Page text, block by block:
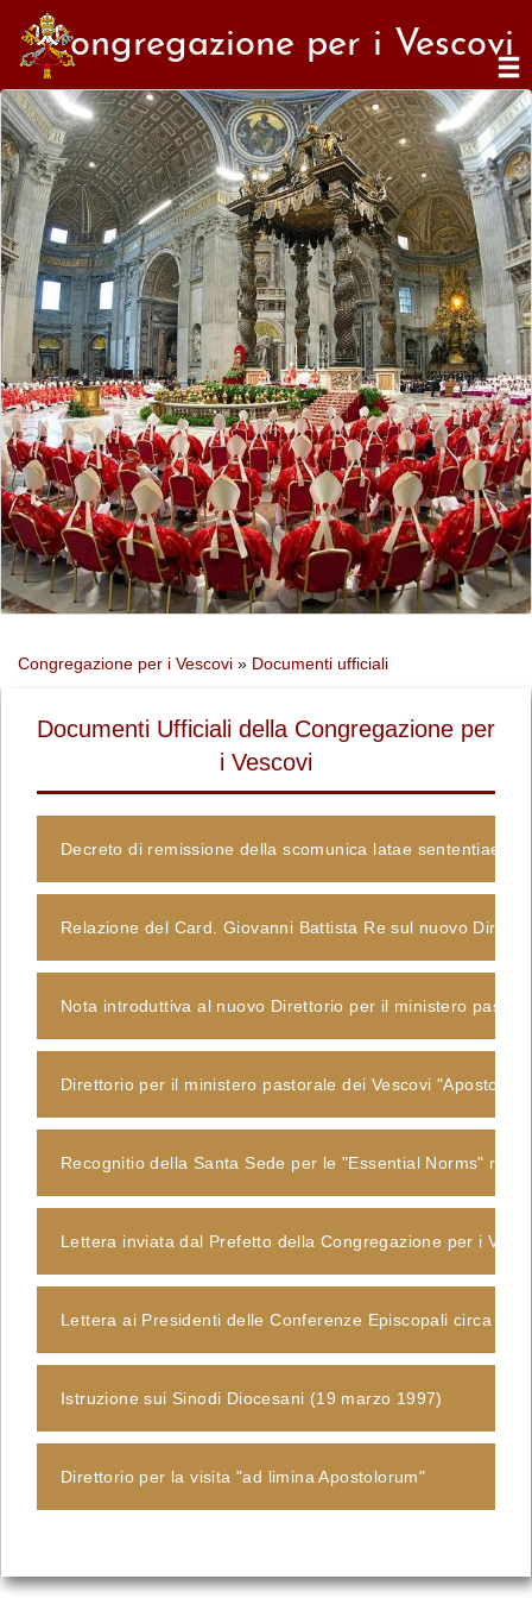
Congregazione per i Vescovi
Congregazione per i Vescovi » Documenti ufficiali
Documenti Ufficiali della Congregazione per
i Vescovi
Decreto di remissione della scomunica latae sententiae
Relazione del Card. Giovanni Battista Re sul nuovo
Nota introduttiva al nuovo Direttorio per il ministero
Direttorio per il ministero pastorale dei Vescovi
Recognitio della Santa Sede per le "Essential Norms"
Lettera inviata dal Prefetto della Congregazione per i
Lettera ai Presidenti delle Conferenze Episcopali circa la
Istruzione sui Sinodi Diocesani (19 marzo 1997)
Direttorio per la visita "ad limina Apostolorum"